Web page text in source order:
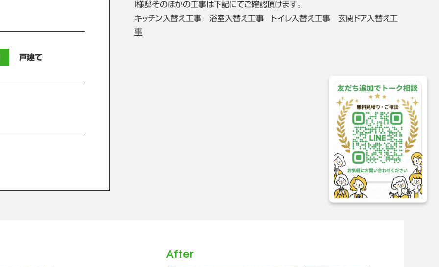
戸建て
Ｉ様邸そのほかの工事は下記にてご確認頂けます。
キッチン入替え工事
浴室入替え工事 トイレ入替え工事
玄関ドア入替え工
事
After